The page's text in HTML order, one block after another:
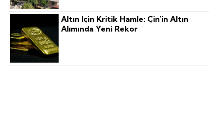
Altın Için Kritik Hamle: Çin'in Altın
Alımında Yeni Rekor